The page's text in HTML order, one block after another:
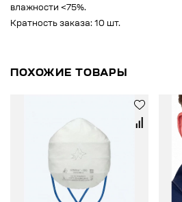
влажности <75%.
Кратность заказа: 10 шт.
ПОХОЖИЕ ТОВАРЫ